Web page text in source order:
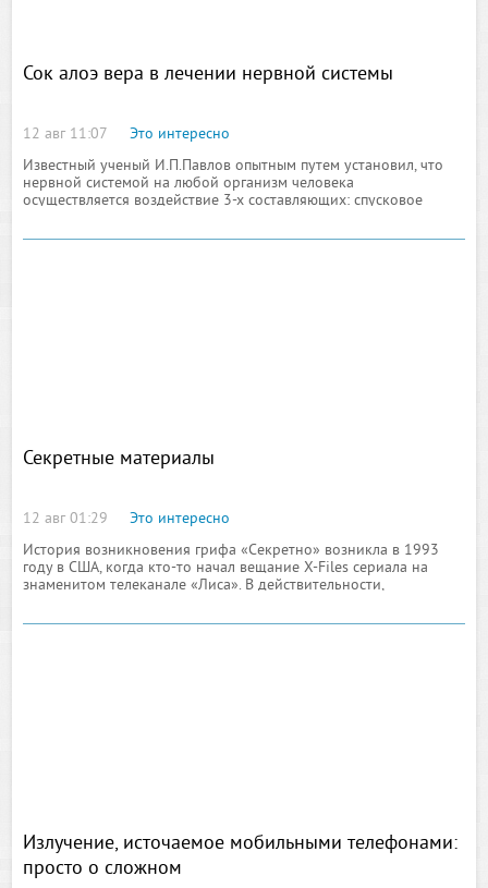
Сок алоэ вера в лечении нервной системы
12 авг 11:07
Это интересно
Известный ученый И.П.Павлов опытным путем установил, что
нервной системой на любой организм человека
осуществляется воздействие 3-х составляющих: спусковое
Секретные материалы
12 авг 01:29
Это интересно
История возникновения грифа «Секретно» возникла в 1993
году в США, когда кто-то начал вещание X-Files сериала на
знаменитом телеканале «Лиса». В действительности,
Излучение, источаемое мобильными телефонами:
просто о сложном